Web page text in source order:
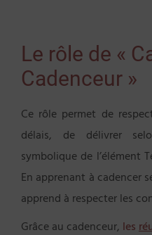
Le rôle de «
Cadenceur »
Ce rôle permet de
délais, de délivrer
symbolique de l’élément
En apprenant à cadencer
apprend à respecter les
Grâce au cadenceur, les